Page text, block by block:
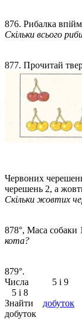
876. Рибалка
Скільки всього
877. Прочитай
Червоних
черешень 2, а
Скільки жовтих
878°, Маса собаки
кота?
879°.
Числа 5
5 і 8
Знайти добуток
добуток